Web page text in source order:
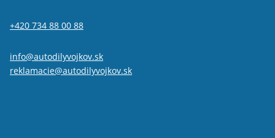
+420 734 88 00 88
info@autodilyvojkov.sk
reklamacie@autodilyvojkov.sk